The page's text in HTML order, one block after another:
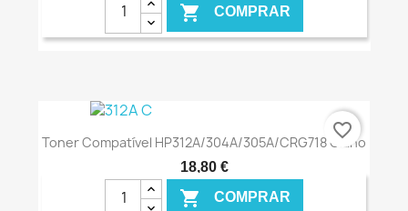
 COMPRAR
€ ONLINE
Toner Compatível HP312A/304A/305A/CRG718 Ciano
18,80 €
 COMPRAR
favorite_border